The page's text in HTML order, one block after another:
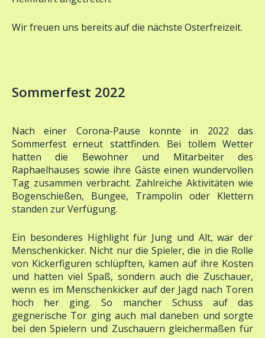
Sommerfest erneut stattfinden. Bei tollem Wetter
hatten die Bewohner und Mitarbeiter des
Raphaelhauses sowie ihre Gäste einen wundervollen
Tag zusammen verbracht. Zahlreiche Aktivitäten wie
Bogenschießen, Bungee, Trampolin oder Klettern
standen zur Verfügung.
Menschenkicker. Nicht nur die Spieler, die in die Rolle
von Kickerfiguren schlüpften, kamen auf ihre Kosten
und hatten viel Spaß, sondern auch die Zuschauer,
wenn es im Menschenkicker auf der Jagd nach Toren
hoch her ging. So mancher Schuss auf das
gegnerische Tor ging auch mal daneben und sorgte
bei den Spielern und Zuschauern gleichermaßen für
Lacher.